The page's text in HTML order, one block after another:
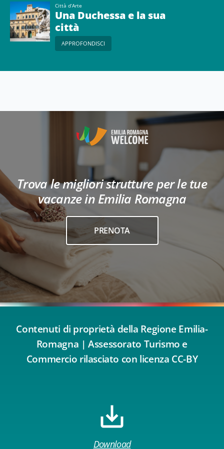
Città d’Arte
Una Duchessa e la sua
città
APPROFONDISCI
Trova le migliori strutture per le tue
vacanze in Emilia Romagna
PRENOTA
Contenuti di proprietà della Regione Emilia-
Romagna | Assessorato Turismo e
Commercio rilasciato con licenza CC-BY
Download